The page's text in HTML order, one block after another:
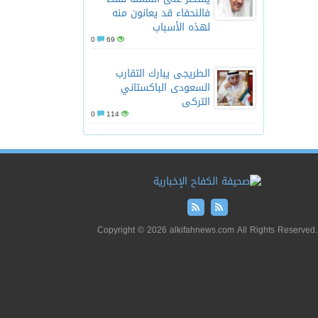
فالنحفاء قد يعانون منه
لهذه الأسباب
69
الطريجى يبارك التقارب
السعودى الباكستاني
التركى
114
Copyright © 2026 alkifahnews.com All Rights Reserved.